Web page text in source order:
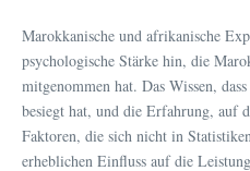
Marokkanische und afrikanische
psychologische Stärke hin, die
mitgenommen hat. Das Wissen,
besiegt hat, und die Erfahrung, auf
Faktoren, die sich nicht in
erheblichen Einfluss auf die